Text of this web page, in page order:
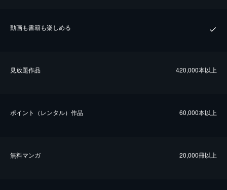
動画も書籍も楽しめる
⾒放題作品 420,000本以上
ポイント（レンタル）作品 60,000本以上
無料マンガ 20,000冊以上